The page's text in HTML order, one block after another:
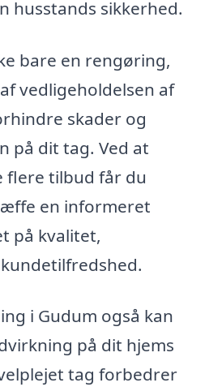
husstands sikkerhed.
bare en rengøring,
vedligeholdelsen af
skader og
på dit tag. Ved at
tilbud får du
en informeret
på kvalitet,
i Gudum også kan
på dit hjems
tag forbedrer